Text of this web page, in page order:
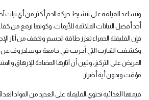
وتساعد الفيلفة على تنشيط حركة الدم أكثر من أي
أحد أفضل النباتات الملائمة للأزمات، وكونها ترفع من
فإن الفليفلة الحمراء تعزز طاقة الجسم وتخفف من آثار
وكشفت التجارب التي أجريت في جامعة دوسلدروف عن
المريض على التركيز، وتبين أن آثارها المضادة
مؤقت وبدون أية أضرار.
قيمتها الغذائية تحتوي الفليفلة على العديد من المواد